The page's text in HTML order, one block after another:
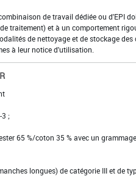
de travail dédiée ou d'EPI
traitement) et à un comportement
de nettoyage et de stockage
à leur notice d'utilisation.
3 ;
65 %/coton 35 % avec un
longues) de catégorie III et de